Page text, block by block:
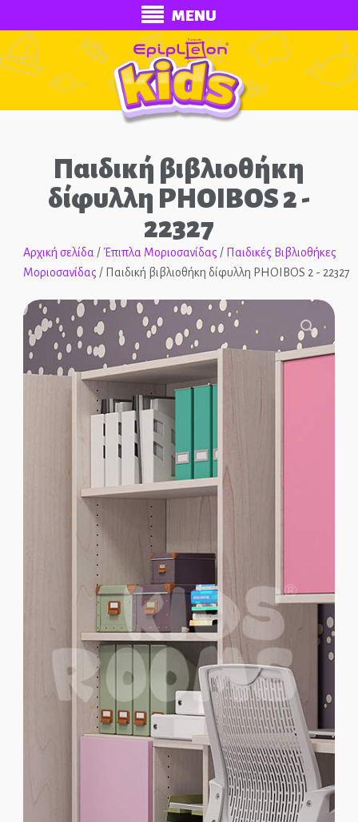
MENU
ECONOMY
Παιδικά Κρεβάτια
Παιδικές Κουκέτες
Παιδικοί Καναπέδες
Παιδικές Βιβλιοθήκες
Παιδικές Ντουλάπες
Παιδικά Γραφεία
ΜΑΣΙΦ ΞΥΛΟ
MDF ΚΑΠΛΑΜΑΣ
Ολοκληρωμένα Δωμάτια
Παιδικά Κρεβάτια
Παιδικές Κουκέτες
Παιδικοί Καναπέδες
Παιδικές Βιβλιοθήκες
Παιδικές Ντουλάπες
Παιδικά Γραφεία
ΣΤΡΩΜΑΤΑ
Παιδική βιβλιοθήκη
δίφυλλη PHOIBOS 2 -
22327
Αρχική σελίδα /Έπιπλα Μοριοσανίδας / Παιδικές Βιβλιοθήκες
Μοριοσανίδας / Παιδική βιβλιοθήκη δίφυλλη PHOIBOS 2 - 22327
🔍